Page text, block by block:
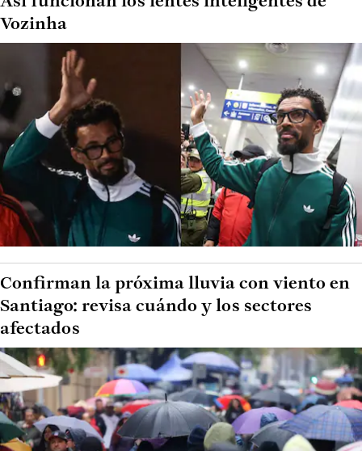
Vozinha
Confirman la próxima lluvia con viento en
Santiago: revisa cuándo y los sectores
afectados